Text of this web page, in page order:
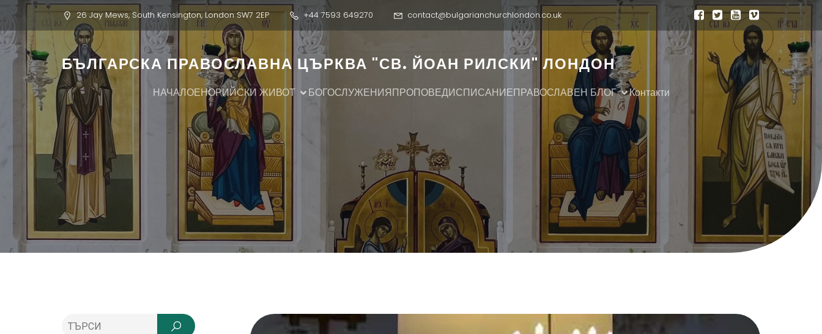
26 Jay Mews, South Kensington, London SW7 2EP +44 7593 649270 contact@bulgarianchurchlondon.co.uk
БЪЛГАРСКА ПРАВОСЛАВНА ЦЪРКВА "СВ. ЙОАН РИЛСКИ" ЛОНДОН
НАЧАЛОЕНОРИЙСКИ ЖИВОТ БОГОСЛУЖЕНИЯПРОПОВЕДИСПИСАНИЕПРАВОСЛАВЕН БЛОГ Контакти